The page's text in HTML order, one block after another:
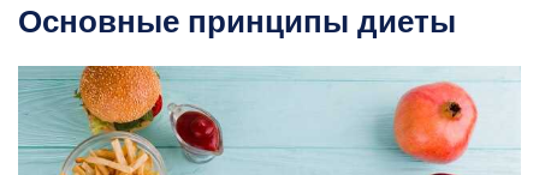
Основные принципы диеты